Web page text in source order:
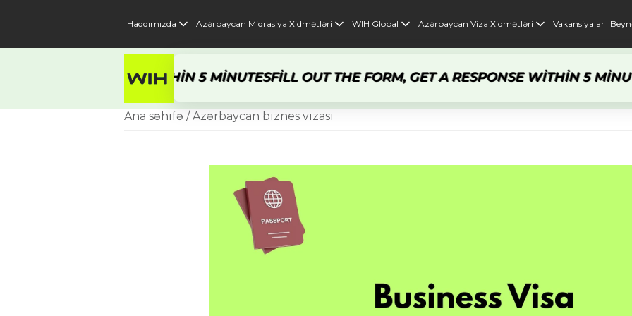
Haqqımızda Azərbaycan Miqrasiya Xidmətləri WIH Global Azərbaycan Viza Xidmətləri Vakansiyalar
A RESPONSE WITHIN 5 MINUTESFILL OUT THE FORM, GET A RESPONSE WITHIN 5 MINUTES
Ana səhifə / Azərbaycan biznes vizası